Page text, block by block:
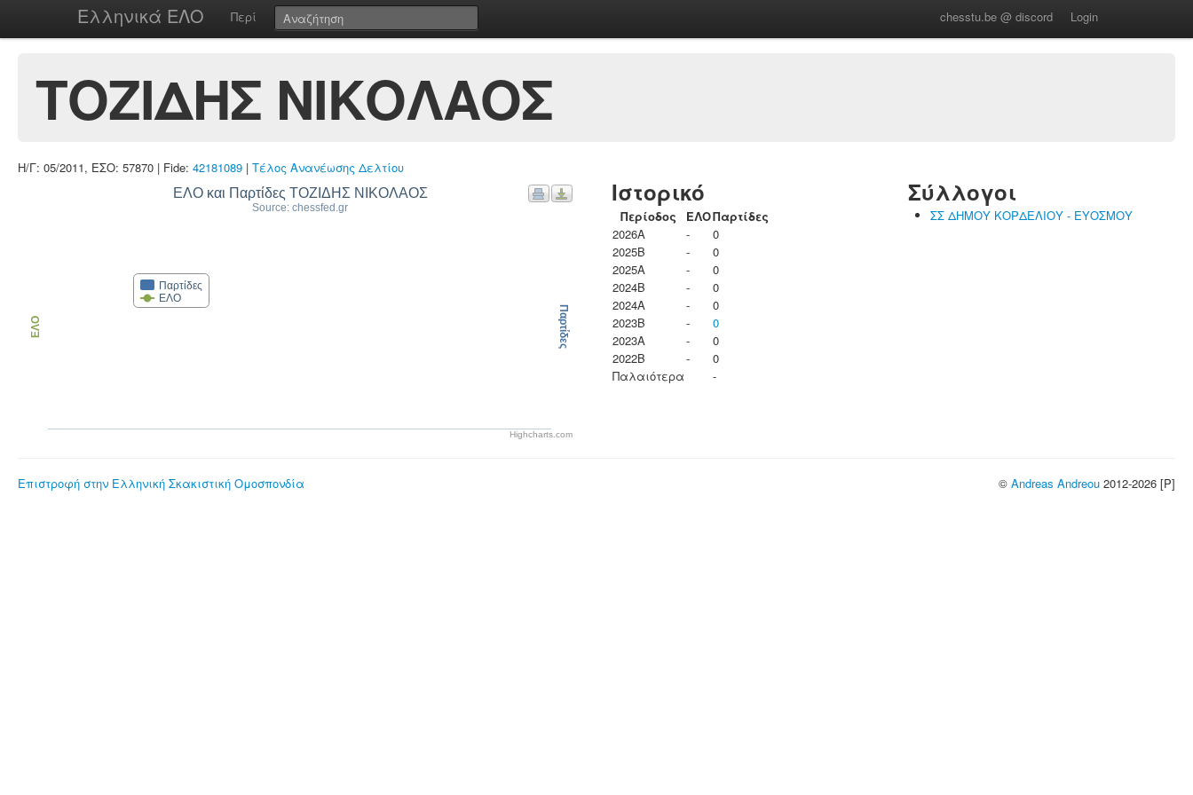
Ελληνικά ΕΛΟ Περί chesstu.be @ discord Login
ΤΟΖΙΔΗΣ ΝΙΚΟΛΑΟΣ
Η/Γ: 05/2011, ΕΣΟ: 57870 | Fide: 42181089 | Τέλος Ανανέωσης Δελτίου
ΕΛΟ και Παρτίδες ΤΟΖΙΔΗΣ ΝΙΚΟΛΑΟΣ
Source: chessfed.gr
Παρτίδες
ΕΛΟ
ΕΛΟ Παρτίδες
Highcharts.com
Ιστορικό
Περίοδος ΕΛΟΠαρτίδες
2026A
-
0
2025B
-
0
2025A
-
0
2024B
-
0
2024A
-
0
2023B
-
0
2023Α
-
0
2022B
-
0
Παλαιότερα
-
Σύλλογοι
ΣΣ ΔΗΜΟΥ ΚΟΡΔΕΛΙΟΥ - ΕΥΟΣΜΟΥ
Επιστροφή στην Ελληνική Σκακιστική Ομοσπονδία © Andreas Andreou 2012-2026 [P]